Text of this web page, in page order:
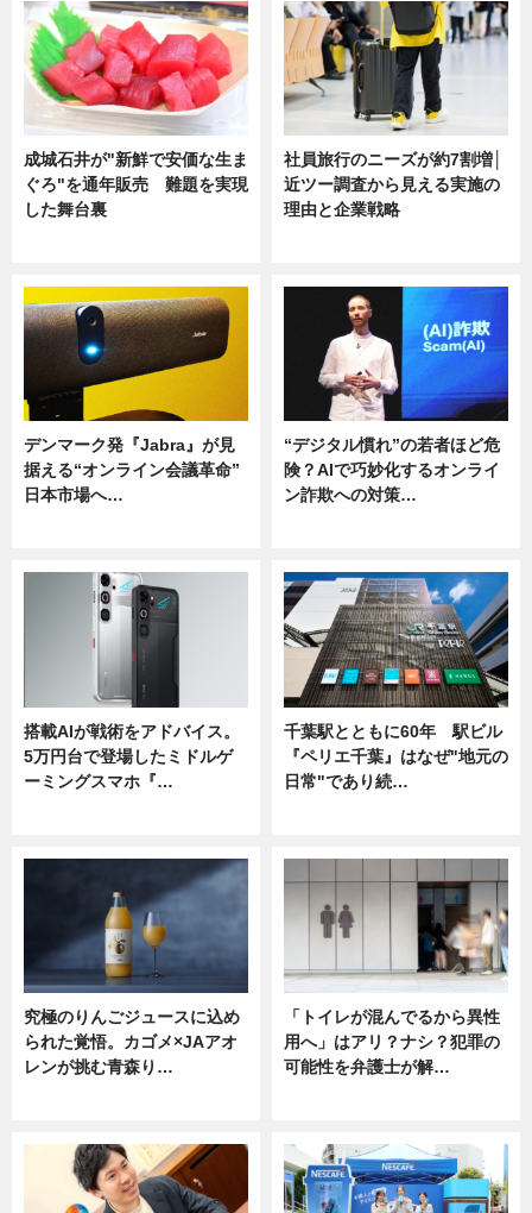
成城石井が"新鮮で安価な生ま
ぐろ"を通年販売 難題を実現
した舞台裏
社員旅行のニーズが約7割増│
近ツー調査から見える実施の
理由と企業戦略
デンマーク発『Jabra』が見
据える“オンライン会議革命”
日本市場へ…
“デジタル慣れ”の若者ほど危
険？AIで巧妙化するオンライ
ン詐欺への対策…
搭載AIが戦術をアドバイス。
5万円台で登場したミドルゲ
ーミングスマホ『…
千葉駅とともに60年 駅ビル
『ペリエ千葉』はなぜ"地元の
日常"であり続…
究極のりんごジュースに込め
られた覚悟。カゴメ×JAアオ
レンが挑む青森り…
「トイレが混んでるから異性
用へ」はアリ？ナシ？犯罪の
可能性を弁護士が解…